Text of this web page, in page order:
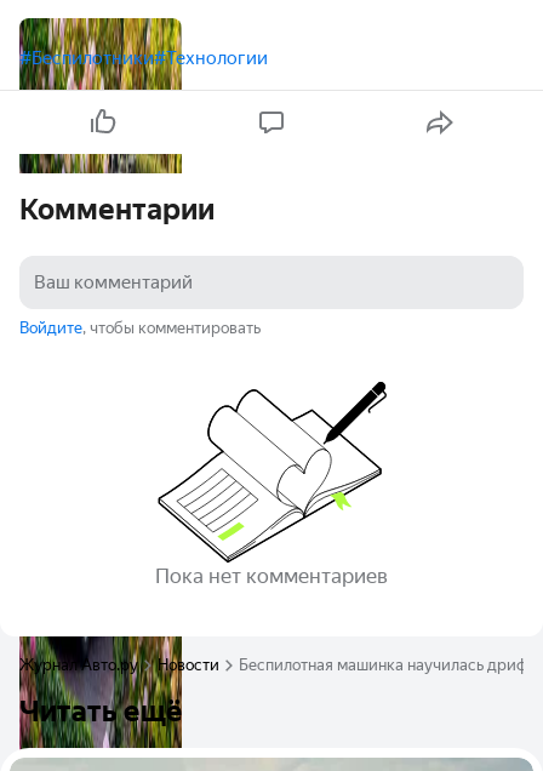
#Беспилотники#Технологии
Комментарии
Войдите, чтобы комментировать
Пока нет комментариев
Журнал Авто.ру Новости Беспилотная машинка научилась
Читать ещё